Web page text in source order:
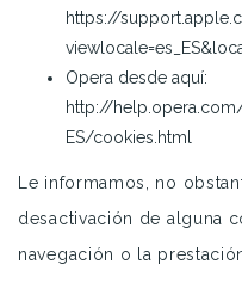
https://
Opera desde aquí:
http://
ES/cookies.html
Le informamos, no
desactivación de alguna
navegación o la